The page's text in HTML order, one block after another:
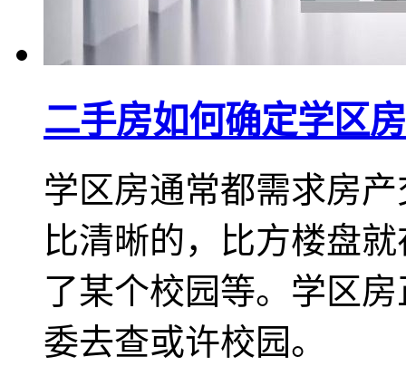
二手房如何确定学区
学区房通常都需求房
比清晰的，比方楼盘
了某个校园等。学区
委去查或许校园。